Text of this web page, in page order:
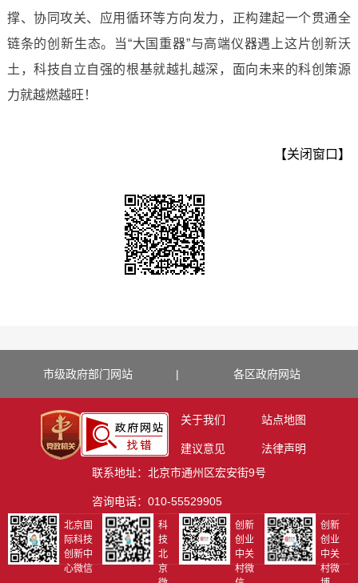
撑、协同攻关、应用循环等方向发力，正构建起一个贯通全
链条的创新生态。当“大国重器”与高端仪器遇上这片创新沃
土，科技自立自强的根基就越扎越深，面向未来的科创策源
力就越燃越旺！
【关闭窗口】
市级政府部门网站 | 各区政府网站
关于我们 站点地图
建议意见
法律声明
联系地址：北京市通州区宏安街9号
咨询电话：010-55529905
北京国
际科技
创新中
心微信
科
技
北
京
创新
创业
中关
村微
创新
创业
中关
村微